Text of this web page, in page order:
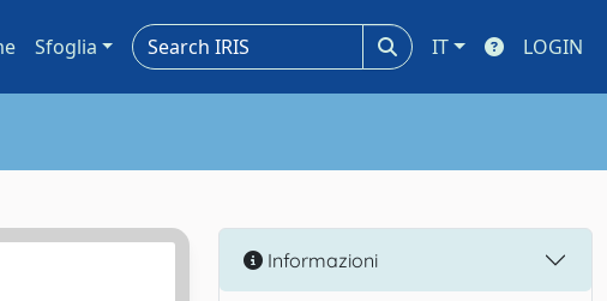
Sfoglia IT LOGIN
Informazioni